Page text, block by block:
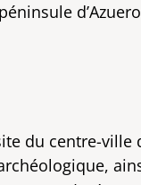
du centre-ville